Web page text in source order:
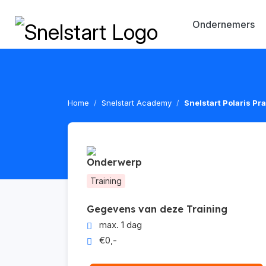
Ondernemers
Home Snelstart Academy Snelstart Polaris
Onderwerp
Training
Gegevens van deze Training
max. 1 dag
€0,-